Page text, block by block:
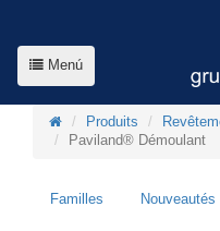
Menú
Produits
Paviland® Démoulant
Familles Nouveautés